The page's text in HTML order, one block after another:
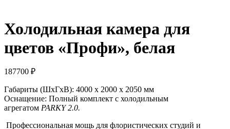
Холодильная камера для
цветов «Профи», белая
187700 ₽
Габариты (ШхГхВ): 4000 x 2000 x 2050 мм
Оснащение: Полный комплект с холодильным
агрегатом PARKY 2.0.
Профессиональная мощь для флористических студий и